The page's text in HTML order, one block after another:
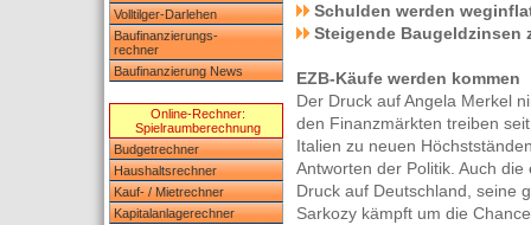
Volltilger-Darlehen
Baufinanzierungs-
rechner
Baufinanzierung News
Online-Rechner:
Spielraumberechnung
Budgetrechner
Haushaltsrechner
Kauf- / Mietrechner
Kapitalanlagerechner
Schulden werden
Steigende Baugeldzinsen
EZB-Käufe werden kommen
Der Druck auf Angela Merkel
den Finanzmärkten treiben
Italien zu neuen
Antworten der Politik. Auch
Druck auf Deutschland, seine
Sarkozy kämpft um die